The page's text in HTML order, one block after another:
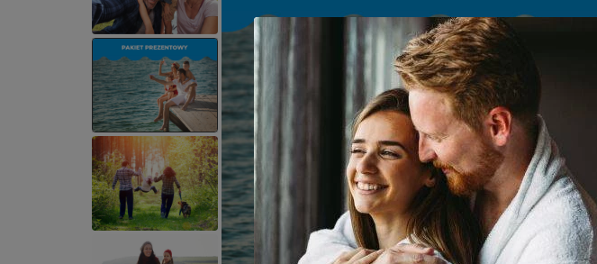
Spodobała Ci się ta oferta?
Zostało Ci zaledwie kilka kroków do
wypoczynku
KUPUJĘ